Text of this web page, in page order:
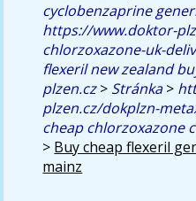
cyclobenzaprine
https://www.doktor-
chlorzoxazone-uk-
flexeril new zealand
plzen.cz> Stránka>
plzen.cz/dokplzn-
cheap chlorzoxazone
> Buy cheap flexeril
mainz